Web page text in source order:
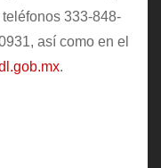
333-848-
así como en el
.